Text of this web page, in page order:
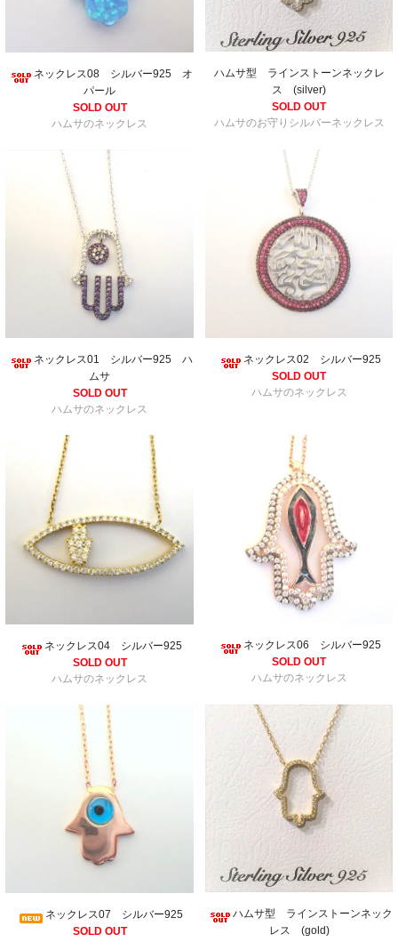
ネックレス08 シルバー925 オ
パール
SOLD OUT
ハムサのネックレス
ハムサ型 ラインストーンネックレ
ス (silver)
SOLD OUT
ハムサのお守りシルバーネックレス
ネックレス01 シルバー925 ハ
ムサ
SOLD OUT
ハムサのネックレス
ネックレス02 シルバー925
SOLD OUT
ハムサのネックレス
ネックレス04 シルバー925
SOLD OUT
ハムサのネックレス
ネックレス06 シルバー925
SOLD OUT
ハムサのネックレス
ネックレス07 シルバー925
SOLD OUT
ハムサ型 ラインストーンネック
レス (gold)